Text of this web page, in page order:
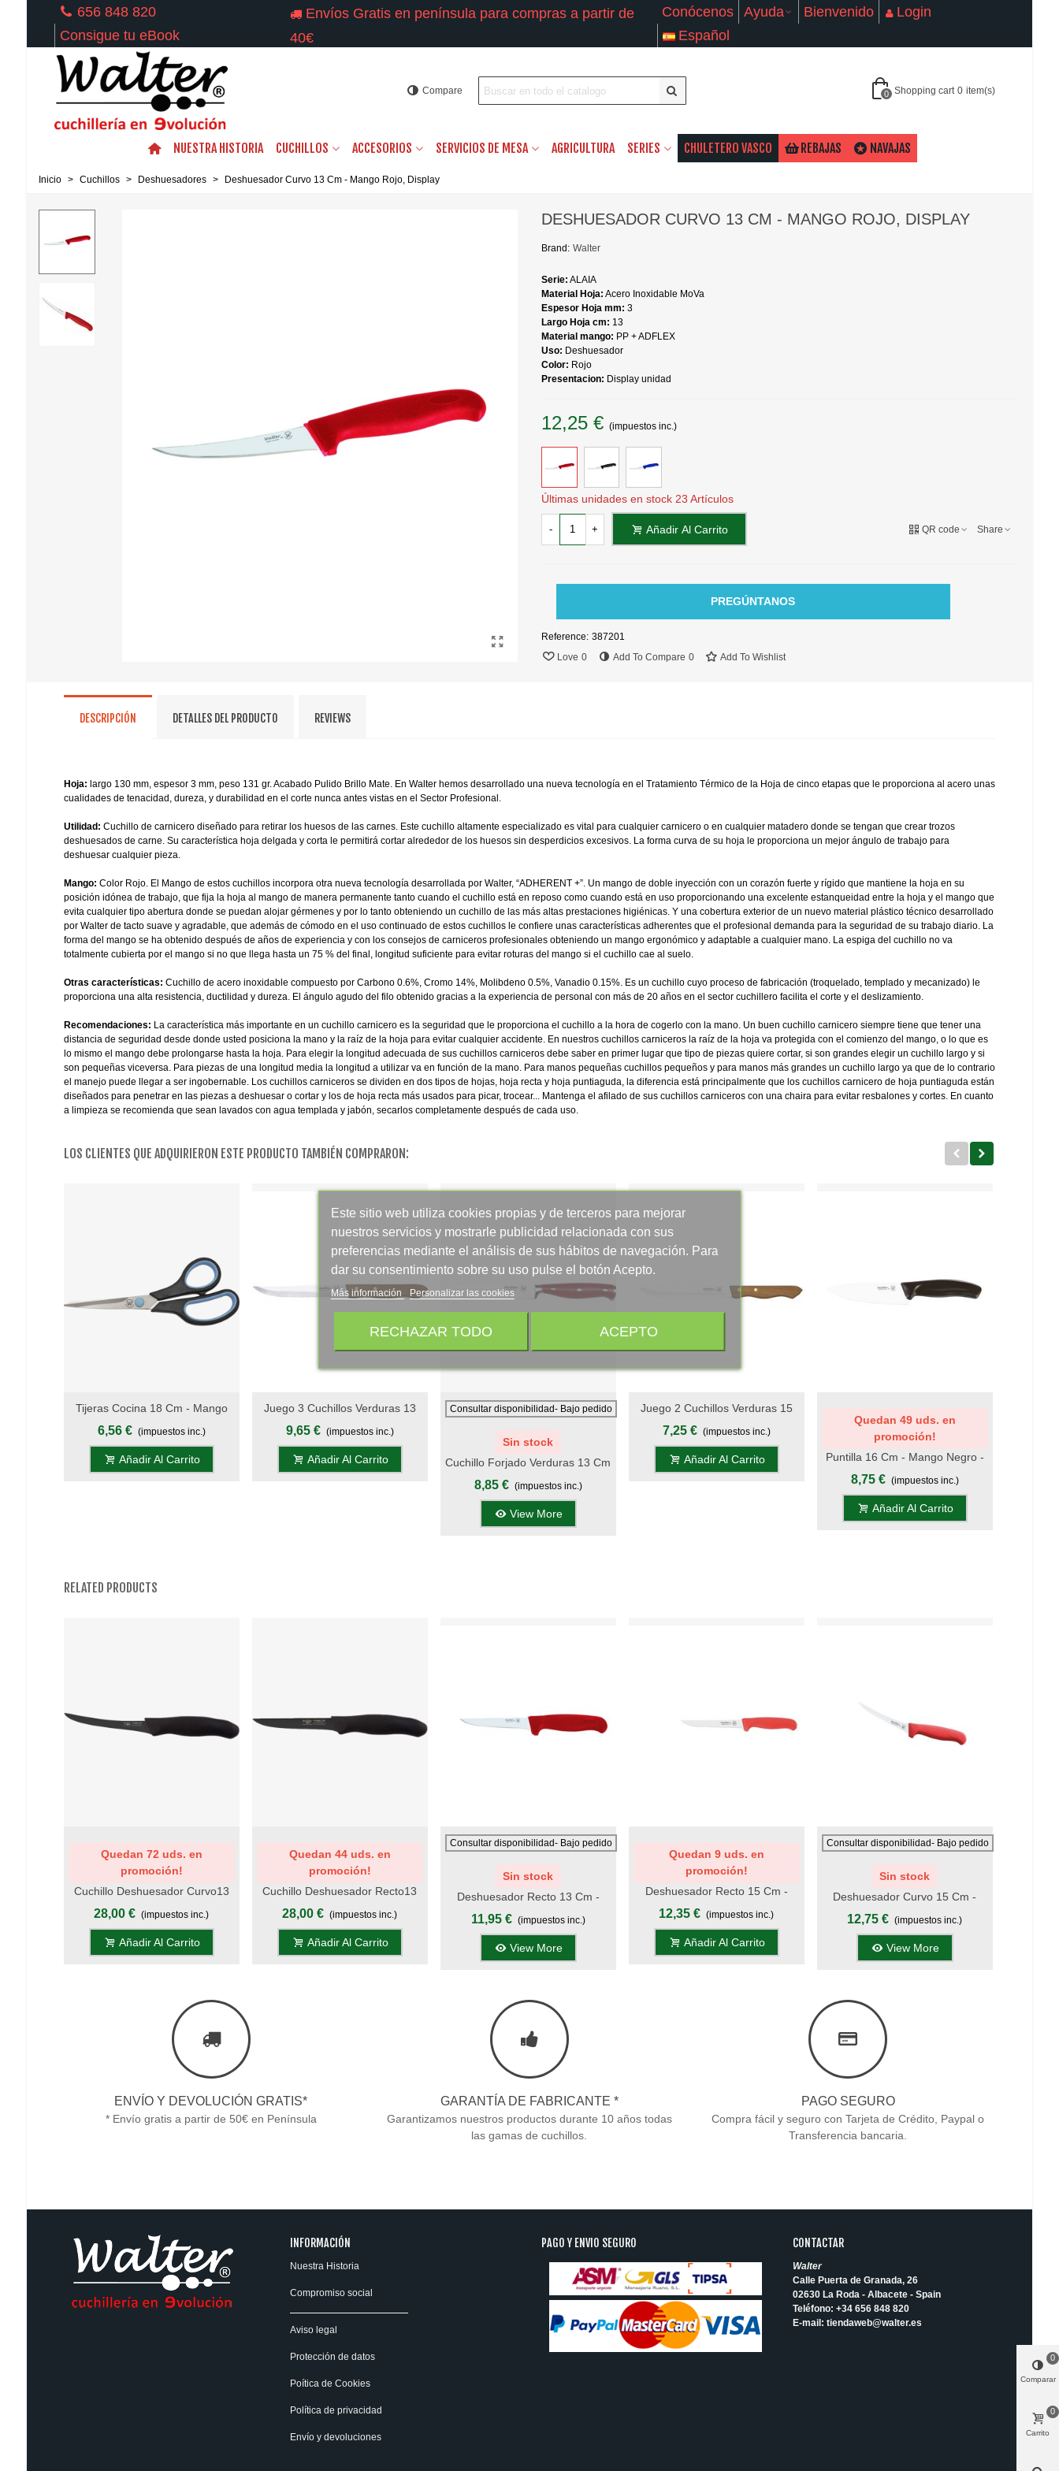
656 848 820
Consigue tu eBook
Envíos Gratis en península para compras a partir de
40€
Conócenos Ayuda Bienvenido
Login
Español
Compare 0 Shopping cart 0 item(s)
NUESTRA HISTORIA CUCHILLOS ACCESORIOS SERVICIOS DE MESA AGRICULTURA SERIES CHULETERO VASCO REBAJAS NAVAJAS
Inicio > Cuchillos > Deshuesadores > Deshuesador Curvo 13 Cm - Mango Rojo, Display
DESHUESADOR CURVO 13 CM - MANGO ROJO, DISPLAY
Brand: Walter
Serie: ALAIA
Material Hoja: Acero Inoxidable MoVa
Espesor Hoja mm: 3
Largo Hoja cm: 13
Material mango: PP + ADFLEX
Uso: Deshuesador
Color: Rojo
Presentacion: Display unidad
12,25 € (impuestos inc.)
Últimas unidades en stock 23 Artículos
- + Añadir Al Carrito QR code Share
PREGÚNTANOS
Reference: 387201
Love 0 Add To Compare 0 Add To Wishlist
DESCRIPCIÓN DETALLES DEL PRODUCTO REVIEWS
Hoja: largo 130 mm, espesor 3 mm, peso 131 gr. Acabado Pulido Brillo Mate. En Walter hemos desarrollado una nueva tecnología en el Tratamiento Térmico de la Hoja de cinco etapas que le proporciona al acero unas
cualidades de tenacidad, dureza, y durabilidad en el corte nunca antes vistas en el Sector Profesional.
Utilidad: Cuchillo de carnicero diseñado para retirar los huesos de las carnes. Este cuchillo altamente especializado es vital para cualquier carnicero o en cualquier matadero donde se tengan que crear trozos
deshuesados de carne. Su característica hoja delgada y corta le permitirá cortar alrededor de los huesos sin desperdicios excesivos. La forma curva de su hoja le proporciona un mejor ángulo de trabajo para
deshuesar cualquier pieza.
Mango: Color Rojo. El Mango de estos cuchillos incorpora otra nueva tecnología desarrollada por Walter, “ADHERENT +”. Un mango de doble inyección con un corazón fuerte y rígido que mantiene la hoja en su
posición idónea de trabajo, que fija la hoja al mango de manera permanente tanto cuando el cuchillo está en reposo como cuando está en uso proporcionando una excelente estanqueidad entre la hoja y el mango que
evita cualquier tipo abertura donde se puedan alojar gérmenes y por lo tanto obteniendo un cuchillo de las más altas prestaciones higiénicas. Y una cobertura exterior de un nuevo material plástico técnico desarrollado
por Walter de tacto suave y agradable, que además de cómodo en el uso continuado de estos cuchillos le confiere unas características adherentes que el profesional demanda para la seguridad de su trabajo diario. La
forma del mango se ha obtenido después de años de experiencia y con los consejos de carniceros profesionales obteniendo un mango ergonómico y adaptable a cualquier mano. La espiga del cuchillo no va
totalmente cubierta por el mango si no que llega hasta un 75 % del final, longitud suficiente para evitar roturas del mango si el cuchillo cae al suelo.
Otras características: Cuchillo de acero inoxidable compuesto por Carbono 0.6%, Cromo 14%, Molibdeno 0.5%, Vanadio 0.15%. Es un cuchillo cuyo proceso de fabricación (troquelado, templado y mecanizado) le
proporciona una alta resistencia, ductilidad y dureza. El ángulo agudo del filo obtenido gracias a la experiencia de personal con más de 20 años en el sector cuchillero facilita el corte y el deslizamiento.
Recomendaciones: La característica más importante en un cuchillo carnicero es la seguridad que le proporciona el cuchillo a la hora de cogerlo con la mano. Un buen cuchillo carnicero siempre tiene que tener una
distancia de seguridad desde donde usted posiciona la mano y la raíz de la hoja para evitar cualquier accidente. En nuestros cuchillos carniceros la raíz de la hoja va protegida con el comienzo del mango, o lo que es
lo mismo el mango debe prolongarse hasta la hoja. Para elegir la longitud adecuada de sus cuchillos carniceros debe saber en primer lugar que tipo de piezas quiere cortar, si son grandes elegir un cuchillo largo y si
son pequeñas viceversa. Para piezas de una longitud media la longitud a utilizar va en función de la mano. Para manos pequeñas cuchillos pequeños y para manos más grandes un cuchillo largo ya que de lo contrario
el manejo puede llegar a ser ingobernable. Los cuchillos carniceros se dividen en dos tipos de hojas, hoja recta y hoja puntiaguda, la diferencia está principalmente que los cuchillos carnicero de hoja puntiaguda están
diseñados para penetrar en las piezas a deshuesar o cortar y los de hoja recta más usados para picar, trocear... Mantenga el afilado de sus cuchillos carniceros con una chaira para evitar resbalones y cortes. En cuanto
a limpieza se recomienda que sean lavados con agua templada y jabón, secarlos completamente después de cada uso.
LOS CLIENTES QUE ADQUIRIERON ESTE PRODUCTO TAMBIÉN COMPRARON:
Add To Wishlist
Tijeras Cocina 18 Cm - Mango
Inyección, Display
6,56 € (impuestos inc.)
Añadir Al Carrito
Add To Wishlist
Juego 3 Cuchillos Verduras 13
Cm Con Filo Mango Madera -
9,65 € (impuestos inc.)
Añadir Al Carrito
Add To Wishlist
Consultar disponibilidad- Bajo pedido
Sin stock
Cuchillo Forjado Verduras 13 Cm
- Mango POM Rojo Inglés, S.
8,85 € (impuestos inc.)
View More
Add To Wishlist
Juego 2 Cuchillos Verduras 15
Cm Con Filo Mango Madera -
7,25 € (impuestos inc.)
Añadir Al Carrito
Quedan 49 uds. en
promoción!
Puntilla 16 Cm - Mango Negro -
S.Chiara, Display
8,75 € (impuestos inc.)
Añadir Al Carrito
RELATED PRODUCTS
Quedan 72 uds. en
promoción!
Cuchillo Deshuesador Curvo13
Cm - Titanio Negro - Mango
28,00 € (impuestos inc.)
Añadir Al Carrito
Quedan 44 uds. en
promoción!
Cuchillo Deshuesador Recto13
Cm - Titanio Negro - Mango
28,00 € (impuestos inc.)
Añadir Al Carrito
Add To Wishlist
Consultar disponibilidad- Bajo pedido
Sin stock
Deshuesador Recto 13 Cm -
Mango Rojo, Display
11,95 € (impuestos inc.)
View More
Quedan 9 uds. en
promoción!
Deshuesador Recto 15 Cm -
Mango Rojo, Display
12,35 € (impuestos inc.)
Añadir Al Carrito
Add To Wishlist
Consultar disponibilidad- Bajo pedido
Sin stock
Deshuesador Curvo 15 Cm -
Mango Rojo, Display
12,75 € (impuestos inc.)
View More
ENVÍO Y DEVOLUCIÓN GRATIS*
* Envío gratis a partir de 50€ en Península
GARANTÍA DE FABRICANTE *
Garantizamos nuestros productos durante 10 años todas
las gamas de cuchillos.
PAGO SEGURO
Compra fácil y seguro con Tarjeta de Crédito, Paypal o
Transferencia bancaria.
INFORMACIÓN
Nuestra Historia
Compromiso social
Aviso legal
Protección de datos
Poítica de Cookies
Política de privacidad
Envío y devoluciones
PAGO Y ENVIO SEGURO CONTACTAR
Walter
Calle Puerta de Granada, 26
02630 La Roda - Albacete - Spain
Teléfono:+34 656 848 820
E-mail:tiendaweb@walter.es
Este sitio web utiliza cookies propias y de terceros para mejorar
nuestros servicios y mostrarle publicidad relacionada con sus
preferencias mediante el análisis de sus hábitos de navegación. Para
dar su consentimiento sobre su uso pulse el botón Acepto.
Más información Personalizar las cookies
RECHAZAR TODO ACEPTO
Comparar
0
Carrito
0